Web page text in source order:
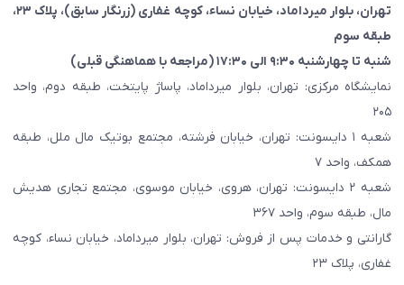
تهران، بلوار میرداماد، خیابان نساء، کوچه غفاری (زرنگار سابق)
، پلاک ۲۳،
طبقه سوم
شنبه تا چهارشنبه ۹:۳۰ الی ۱۷:۳۰ (مراجعه با هماهنگی قبلی)
نمایشگاه مرکزی: تهران، بلوار میرداماد، پاساژ پایتخت، طبقه دوم، واحد
۲۰۵
شعبه ۱ دایسونت: تهران، خیابان فرشته، مجتمع بوتیک مال ملل، طبقه
همکف، واحد ۷
شعبه ۲ دایسونت: تهران، هروی، خیابان موسوی، مجتمع تجاری هدیش
مال، طبقه سوم، واحد ۳۶۷
گارانتی و خدمات پس از فروش: تهران، بلوار میرداماد، خیابان نساء، کوچه
غفاری، پلاک ۲۳